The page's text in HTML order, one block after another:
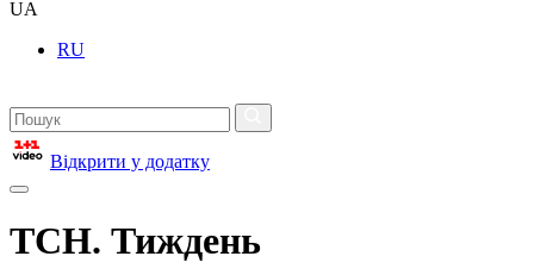
UA
RU
Відкрити у додатку
ТСН. Тиждень